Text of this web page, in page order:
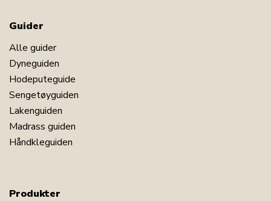
Guider
Alle guider
Dyneguiden
Hodeputeguide
Sengetøyguiden
Lakenguiden
Madrass guiden
Håndkleguiden
Produkter